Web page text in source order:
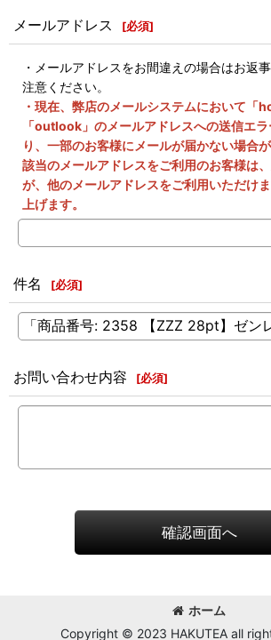
メールアドレス [必須]
・メールアドレスをお間違えの場合はお返
注意ください。
・現在、弊店のメールシステムにおいて「
「outlook」のメールアドレスへの送信エ
り、一部のお客様にメールが届かない場合が
該当のメールアドレスをご利用のお客様は
が、他のメールアドレスをご利用いただけ
上げます。
件名 [必須]
お問い合わせ内容 [必須]
確認画面へ
ホーム
Copyright © 2023 HAKUTEA all